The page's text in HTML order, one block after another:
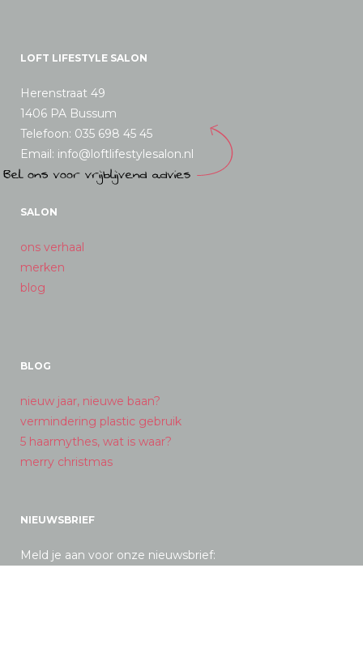
LOFT LIFESTYLE SALON
Herenstraat 49
1406 PA Bussum
Telefoon: 035 698 45 45
Email: info@loftlifestylesalon.nl
SALON
ons verhaal
merken
blog
BLOG
nieuw jaar, nieuwe baan?
vermindering plastic gebruik
5 haarmythes, wat is waar?
merry christmas
NIEUWSBRIEF
Meld je aan voor onze nieuwsbrief: